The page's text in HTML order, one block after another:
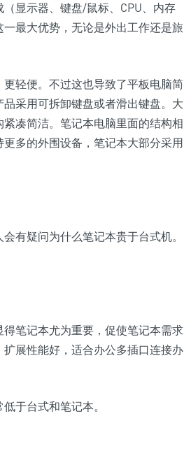
显示器、键盘/鼠标、CPU、内存
最大优势，无论是外出工作还是旅
轻便。不过这也导致了平板电脑简
采用可拆卸键盘或者滑出键盘。大
凑简洁。笔记本电脑里面的结构相
多的外围设备，笔记本大部分采用
有疑问为什么笔记本贵于台式机。
笔记本尤为重要，促使笔记本需求
展性能好，适合办公多插口连接办
于台式和笔记本。